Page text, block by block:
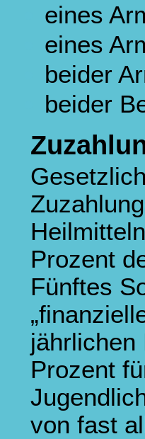
eines
eines
beider
beider
Prozent
Fünftes
jährlichen
Prozent
von fast